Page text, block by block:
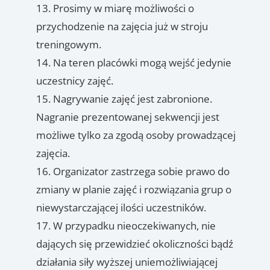
Prosimy w miarę możliwości o
przychodzenie na zajęcia już w stroju
treningowym.
Na teren placówki mogą wejść jedynie
uczestnicy zajęć.
Nagrywanie zajęć jest zabronione.
Nagranie prezentowanej sekwencji jest
możliwe tylko za zgodą osoby prowadzącej
zajęcia.
Organizator zastrzega sobie prawo do
zmiany w planie zajęć i rozwiązania grup o
niewystarczającej ilości uczestników.
W przypadku nieoczekiwanych, nie
dających się przewidzieć okoliczności bądź
działania siły wyższej uniemożliwiającej